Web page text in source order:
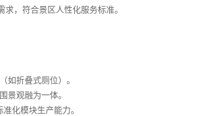
求，符合景区人性化服务标准。
如折叠式厕位）。
景观融为一体。
化模块生产能力。